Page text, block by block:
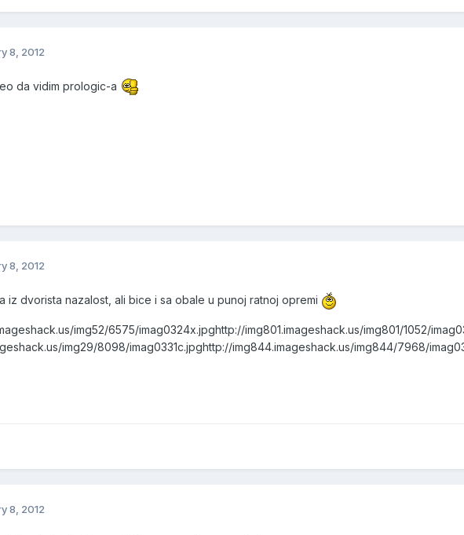
8, 2012
da vidim prologic-a
8, 2012
iz dvorista nazalost, ali bice i sa obale u punoj ratnoj opremi
img52/6575/imag0324x.jpghttp://img801.imageshack.us/img801/1052/
img29/8098/imag0331c.jpghttp://img844.imageshack.us/img844/7968/
8, 2012